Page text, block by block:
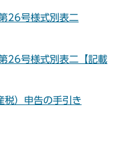
26号様式別表二
26号様式別表二【記載
税）申告の手引き